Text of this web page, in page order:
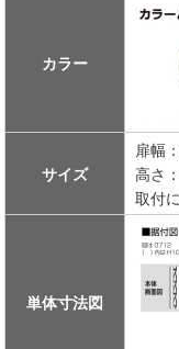
カラー
サイズ
扉幅
高さ
取付
単体寸法図